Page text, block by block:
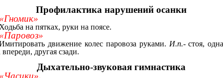
Профилактика нарушений осанки
на пятках, руки на поясе.
движение колес паровоза руками. И.п.- стоя,
впереди, другая сзади.
Дыхательно-звуковая гимнастика